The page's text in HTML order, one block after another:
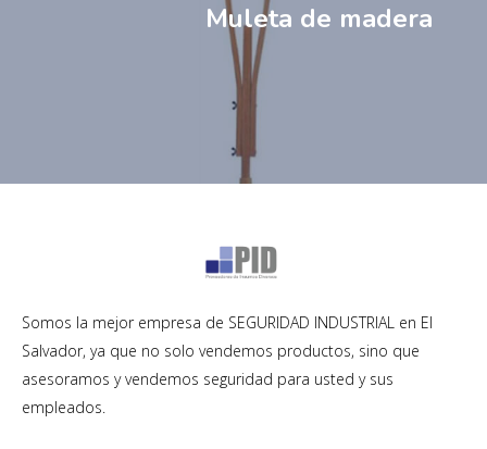
Muleta de madera
Somos la mejor empresa de SEGURIDAD INDUSTRIAL en El
Salvador, ya que no solo vendemos productos, sino que
asesoramos y vendemos seguridad para usted y sus
empleados.